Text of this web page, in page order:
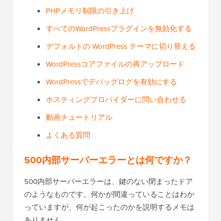
PHPメモリ制限の引き上げ
すべてのWordPressプラグインを無効化する
デフォルトの WordPress テーマに切り替える
WordPressコアファイルの再アップロード
WordPressでデバッグログを有効にする
ホスティングプロバイダーに問い合わせる
動画チュートリアル
よくある質問
500内部サーバーエラーとは何ですか？
500内部サーバーエラーは、鍵のない閉まったドア
のようなものです。何かが間違っていることはわか
っていますが、何が起こったのかを説明するメモは